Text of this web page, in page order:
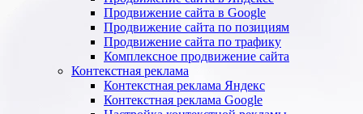
Продвижение сайта в Google
Продвижение сайта по позициям
Продвижение сайта по трафику
Комплексное продвижение сайта
Контекстная реклама
Контекстная реклама Яндекс
Контекстная реклама Google